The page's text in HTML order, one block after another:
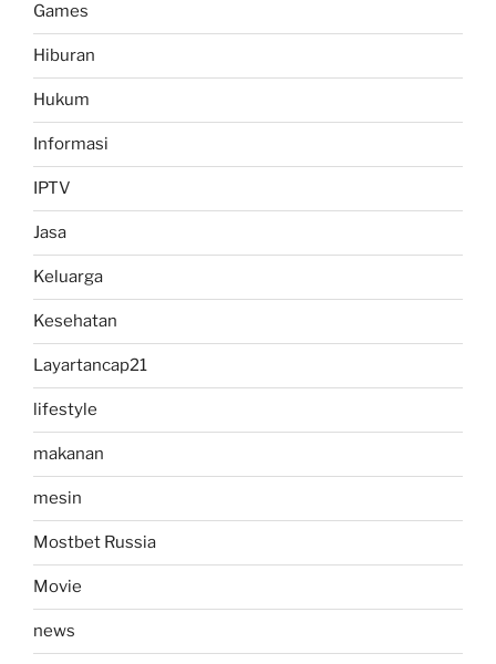
Games
Hiburan
Hukum
Informasi
IPTV
Jasa
Keluarga
Kesehatan
Layartancap21
lifestyle
makanan
mesin
Mostbet Russia
Movie
news